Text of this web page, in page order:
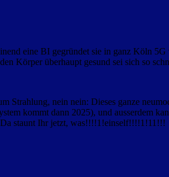
eine BI gegründet sie in ganz Köln
Körper überhaupt gesund sei sich so
Strahlung, nein nein: Dieses ganze
kommt dann 2025), und ausserdem
staunt Ihr jetzt, was!!!!1!einself!!!!1!11!!!